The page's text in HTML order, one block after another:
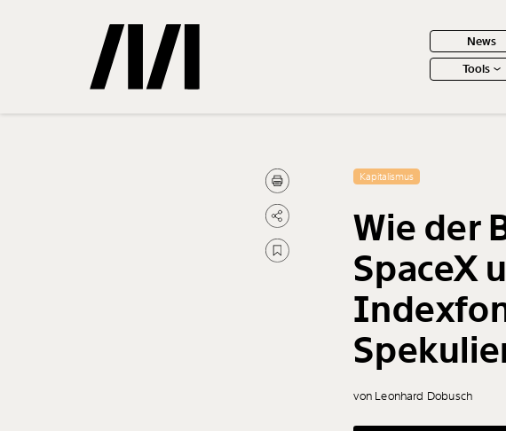
News
Tools
Gemerkte
Treffer
Kapitalismus
Wie der
SpaceX
von Leonhard Dobusch